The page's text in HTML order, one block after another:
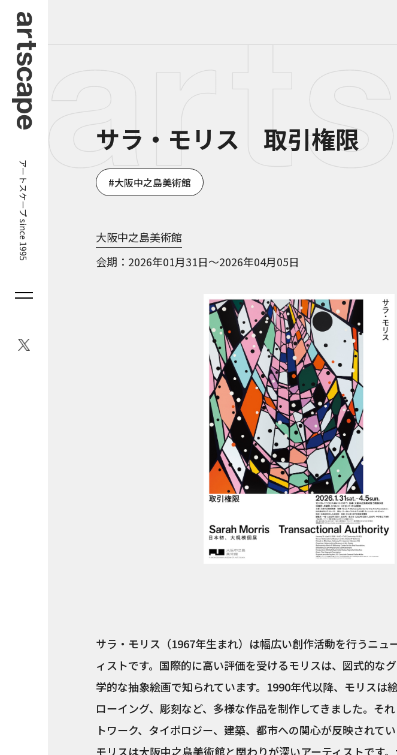
アートスケープ since 1995
サラ・モリス 取引権限
大阪中之島美術館
大阪中之島美術館
会期
2026年01月31日～2026年04月05日
サラ・モリス（1967年生まれ）は幅広い創作活動を行うニュ
ィストです。国際的に高い評価を受けるモリスは、図式的な
学的な抽象絵画で知られています。1990年代以降、モリスは
ローイング、彫刻など、多様な作品を制作してきました。そ
トワーク、タイポロジー、建築、都市への関心が反映されてい
モリスは大阪中之島美術館と関わりが深いアーティストです